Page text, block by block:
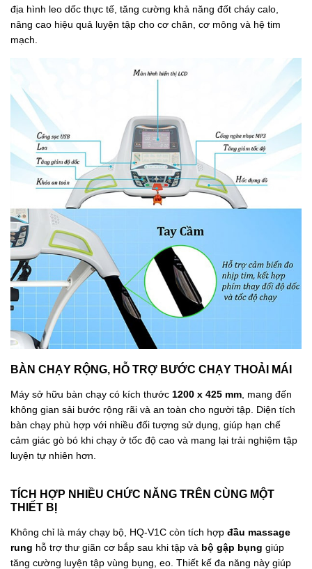
địa hình leo dốc thực tế, tăng cường khả năng đốt cháy calo,
nâng cao hiệu quả luyện tập cho cơ chân, cơ mông và hệ tim
mạch.
BÀN CHẠY RỘNG, HỖ TRỢ BƯỚC CHẠY THOẢI MÁI
Máy sở hữu bàn chạy có kích thước 1200 x 425 mm , mang đến
không gian sải bước rộng rãi và an toàn cho người tập. Diện tích
bàn chạy phù hợp với nhiều đối tượng sử dụng, giúp hạn chế
cảm giác gò bó khi chạy ở tốc độ cao và mang lại trải nghiệm tập
luyện tự nhiên hơn.
TÍCH HỢP NHIỀU CHỨC NĂNG TRÊN CÙNG MỘT
THIẾT BỊ
Không chỉ là máy chạy bộ, HQ-V1C còn tích hợp đầu massage
rung hỗ trợ thư giãn cơ bắp sau khi tập và bộ gập bụng giúp
tăng cường luyện tập vùng bụng, eo. Thiết kế đa năng này giúp